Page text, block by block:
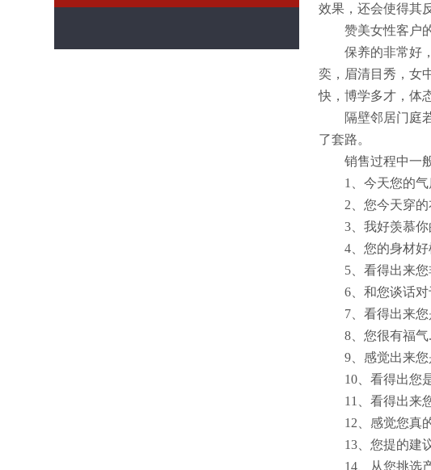
效果，还会使得其反
赞美女性客户
保养的非常好
奕，眉清目秀，女
快，博学多才，体
隔壁邻居门庭
了套路。
销售过程中一
1、今天您的
2、您今天穿
3、我好羡慕你
4、您的身材
5、看得出来
6、和您谈话
7、看得出来
8、您很有福气
9、感觉出来
10、看得出您
11、看得出来
12、感觉您真
13、您提的建
14、从您挑选